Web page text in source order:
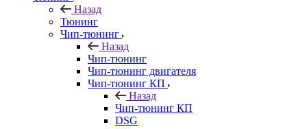
Назад
Тюнинг
Чип-тюнинг
Назад
Чип-тюнинг
Чип-тюнинг двигателя
Чип-тюнинг КП
Назад
Чип-тюнинг КП
DSG